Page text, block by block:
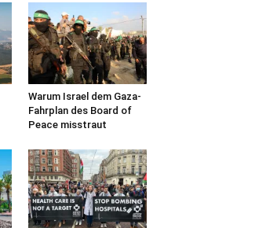
Warum Israel dem Gaza-
Fahrplan des Board of
Peace misstraut